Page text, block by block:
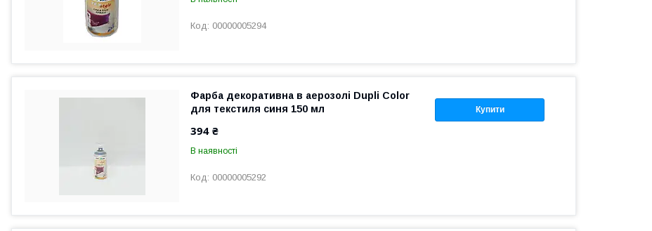
00000005294
Купити
Фарба декоративна в аерозолі Dupli Color
для текстиля синя 150 мл
394 ₴
В наявності
00000005292